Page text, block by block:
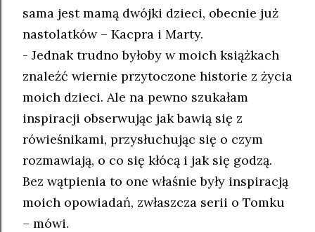
sama jest mamą dwójki dzieci, obecnie już
nastolatków – Kacpra i Marty.
- Jednak trudno byłoby w moich książkach
znaleźć wiernie przytoczone historie z życia
moich dzieci. Ale na pewno szukałam
inspiracji obserwując jak bawią się z
rówieśnikami, przysłuchując się o czym
rozmawiają, o co się kłócą i jak się godzą.
Bez wątpienia to one właśnie były inspiracją
moich opowiadań, zwłaszcza serii o Tomku
– mówi.